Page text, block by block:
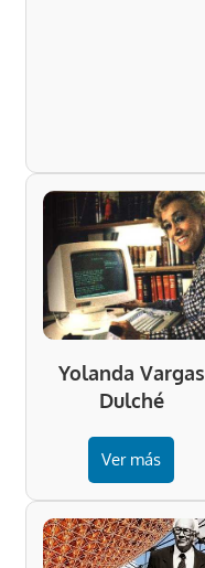
Yolanda Vargas
Dulché
Ver más